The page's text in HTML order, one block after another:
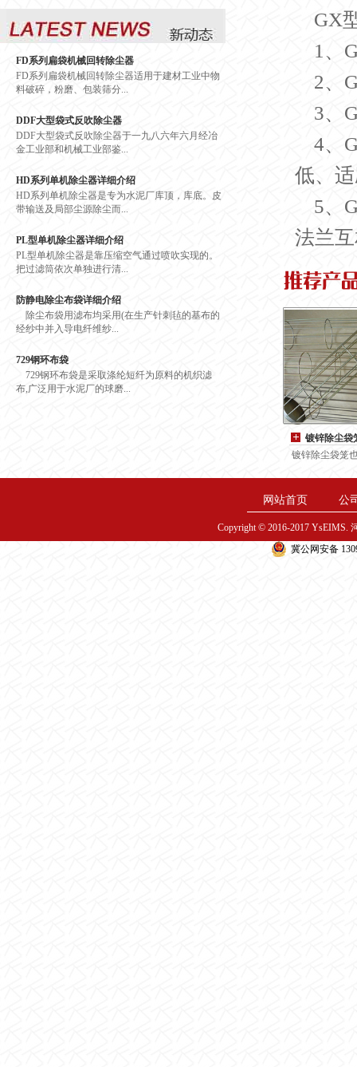
FD系列扁袋机械回转除尘器
FD系列扁袋机械回转除尘器适用于建材工业中物
料破碎，粉磨、包装筛分...
DDF大型袋式反吹除尘器
DDF大型袋式反吹除尘器于一九八六年六月经冶
金工业部和机械工业部鉴...
HD系列单机除尘器详细介绍
HD系列单机除尘器是专为水泥厂库顶，库底。皮
带输送及局部尘源除尘而...
PL型单机除尘器详细介绍
PL型单机除尘器是靠压缩空气通过喷吹实现的。
把过滤筒依次单独进行清...
防静电除尘布袋详细介绍
除尘布袋用滤布均采用(在生产针刺毡的基布的
经纱中并入导电纤维纱...
729钢环布袋
729钢环布袋是采取涤纶短纤为原料的机织滤
布,广泛用于水泥厂的球磨...
GX
1、
2、
3、
4、
低、
5、
法兰
镀锌除尘袋
镀锌除尘袋笼
网站首页 公
Copyright © 2016-2017
冀公网安备